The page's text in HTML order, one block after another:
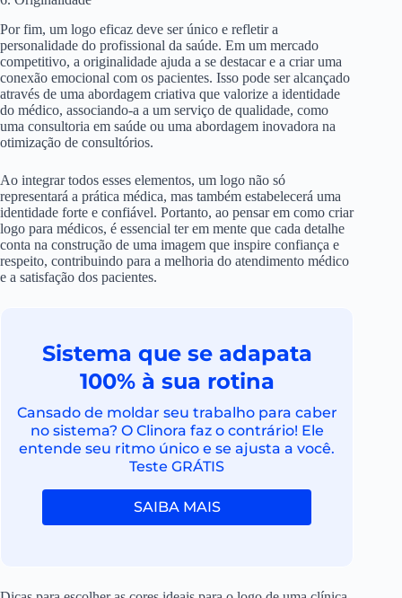
Por fim, um logo eficaz deve ser único e refletir a
personalidade do profissional da saúde. Em um mercado
competitivo, a originalidade ajuda a se destacar e a criar uma
conexão emocional com os pacientes. Isso pode ser alcançado
através de uma abordagem criativa que valorize a identidade
do médico, associando-a a um serviço de qualidade, como
uma consultoria em saúde ou uma abordagem inovadora na
otimização de consultórios.
Ao integrar todos esses elementos, um logo não só
representará a prática médica, mas também estabelecerá uma
identidade forte e confiável. Portanto, ao pensar em como criar
logo para médicos, é essencial ter em mente que cada detalhe
conta na construção de uma imagem que inspire confiança e
respeito, contribuindo para a melhoria do atendimento médico
e a satisfação dos pacientes.
Sistema que se adapata
100% à sua rotina
Cansado de moldar seu trabalho para caber
no sistema? O Clinora faz o contrário! Ele
entende seu ritmo único e se ajusta a você.
Teste GRÁTIS
SAIBA MAIS